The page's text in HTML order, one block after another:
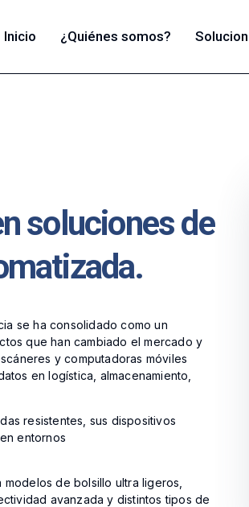
Inicio ¿Quiénes somos?
soluciones de
se ha consolidado como un
que han cambiado el mercado y
y computadoras móviles
en logística, almacenamiento,
resistentes, sus dispositivos
entornos
de bolsillo ultra ligeros,
avanzada y distintos tipos de